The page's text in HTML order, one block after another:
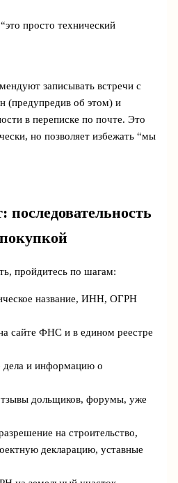
просто технический
записывать встречи с
(предупредив об этом) и
в переписке по почте. Это
но позволяет избежать “мы
пройдитесь по шагам:
название, ИНН, ОГРН
сайте ФНС и в едином реестре
дела и информацию о
дольщиков, форумы, уже
на строительство,
декларацию, уставные